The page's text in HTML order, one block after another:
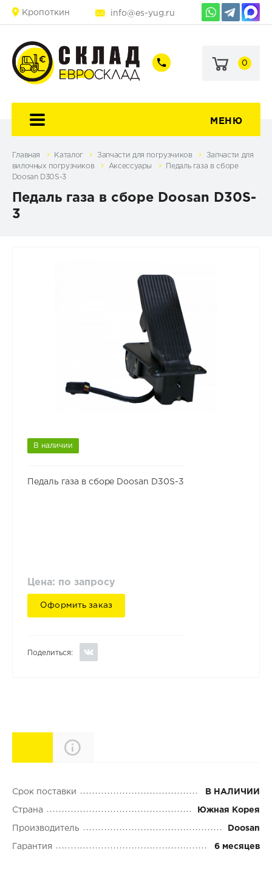
Кропоткин info@es-yug.ru
+7
60-
+7
69-
0
МЕНЮ
Главная Каталог Запчасти для погрузчиков
Запчасти для
вилочных погрузчиков
Аксессуары
Педаль газа в сборе
Doosan D30S-3
Педаль газа в сборе Doosan D30S-
3
В наличии
Педаль газа в сборе Doosan D30S-3
Цена: по запросу
Оформить заказ
Поделиться:
Характеристики
Срок поставки В НАЛИЧИИ
Страна Южная Корея
Производитель Doosan
Гарантия 6 месяцев